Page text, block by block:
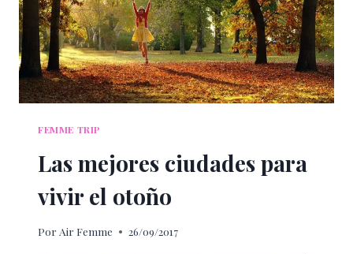
FEMME TRIP
Las mejores ciudades para
vivir el otoño
Por Air Femme 26/09/2017